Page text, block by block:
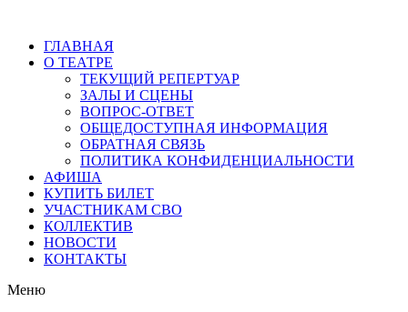
ГЛАВНАЯ
О ТЕАТРЕ
ТЕКУЩИЙ РЕПЕРТУАР
ЗАЛЫ И СЦЕНЫ
ВОПРОС-ОТВЕТ
ОБЩЕДОСТУПНАЯ ИНФОРМАЦИЯ
ОБРАТНАЯ СВЯЗЬ
ПОЛИТИКА КОНФИДЕНЦИАЛЬНОСТИ
АФИША
КУПИТЬ БИЛЕТ
УЧАСТНИКАМ СВО
КОЛЛЕКТИВ
НОВОСТИ
КОНТАКТЫ
Меню